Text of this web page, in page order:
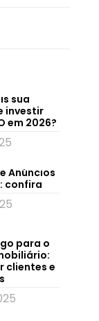
sua
investir
em 2026?
Anúncios
confira
para o
clientes e